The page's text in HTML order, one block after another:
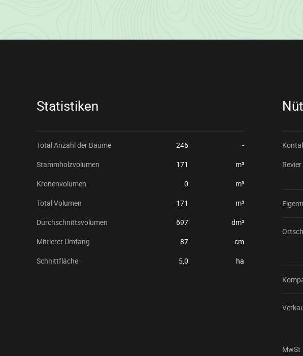
Losinformationen
Statistiken
Total Anzahl der Bäume 246
-
Stammholzvolumen
171
m³
Kronenvolumen
0
m³
Total Volumen
171
m³
Durchschnittsvolumen
697
dm³
Mittlerer Umfang
87
cm
Schnittfläche
5,0 ha
Revier
MwSt